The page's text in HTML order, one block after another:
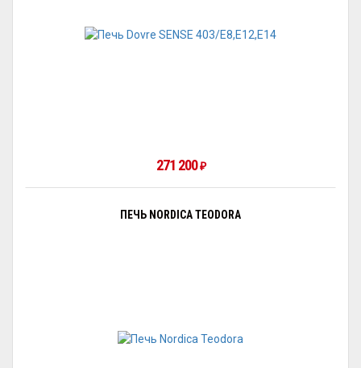
271 200₽
ПЕЧЬ NORDICA TEODORA